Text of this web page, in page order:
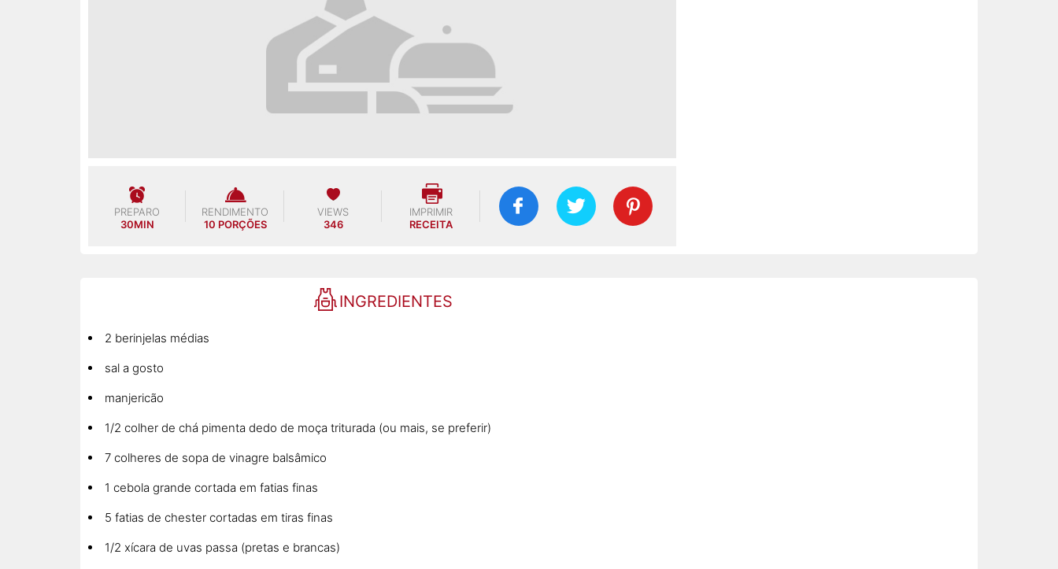
PREPARO
30MIN
RENDIMENTO
10 PORÇÕES
VIEWS
346
IMPRIMIR
RECEITA
INGREDIENTES
2 berinjelas médias
sal a gosto
manjericão
1/2 colher de chá pimenta dedo de moça triturada (ou mais, se preferir)
7 colheres de sopa de vinagre balsâmico
1 cebola grande cortada em fatias finas
5 fatias de chester cortadas em tiras finas
1/2 xícara de uvas passa (pretas e brancas)